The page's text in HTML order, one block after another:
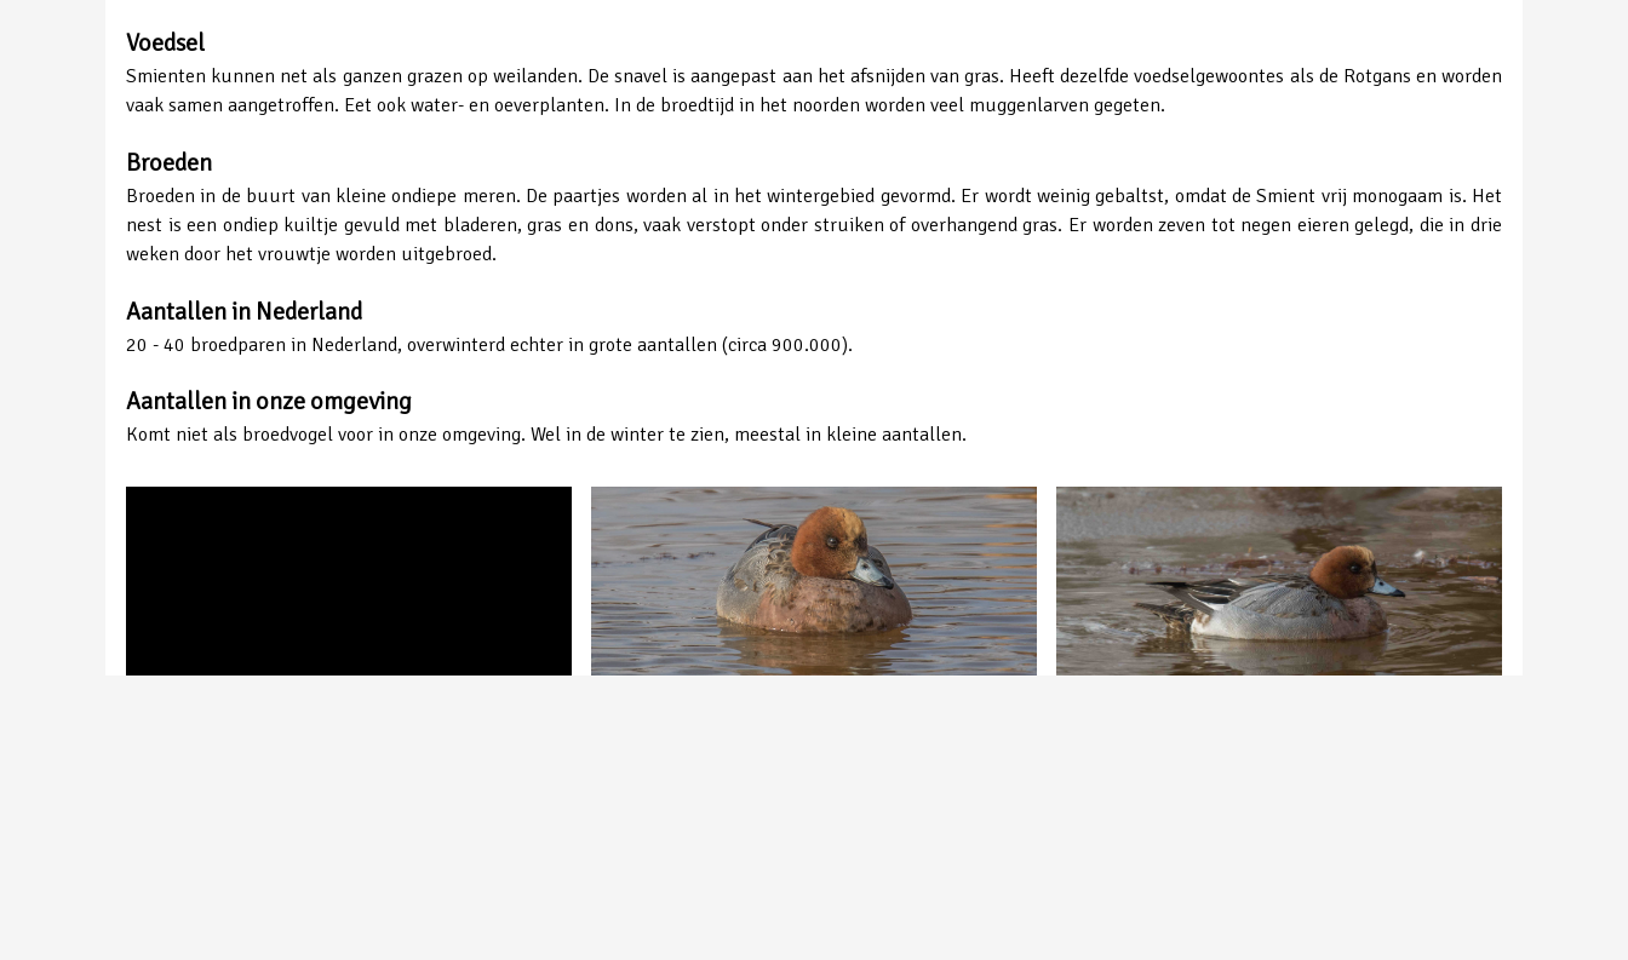
Voedsel
Smienten kunnen net als ganzen grazen op weilanden. De snavel is aangepast aan het afsnijden van gras. Heeft dezelfde voedselgewoontes als de Rotgans en worden
vaak samen aangetroffen. Eet ook water- en oeverplanten. In de broedtijd in het noorden worden veel muggenlarven gegeten.
Broeden
Broeden in de buurt van kleine ondiepe meren. De paartjes worden al in het wintergebied gevormd. Er wordt weinig gebaltst, omdat de Smient vrij monogaam is. Het
nest is een ondiep kuiltje gevuld met bladeren, gras en dons, vaak verstopt onder struiken of overhangend gras. Er worden zeven tot negen eieren gelegd, die in drie
weken door het vrouwtje worden uitgebroed.
Aantallen in Nederland
20 - 40 broedparen in Nederland, overwinterd echter in grote aantallen (circa 900.000).
Aantallen in onze omgeving
Komt niet als broedvogel voor in onze omgeving. Wel in de winter te zien, meestal in kleine aantallen.